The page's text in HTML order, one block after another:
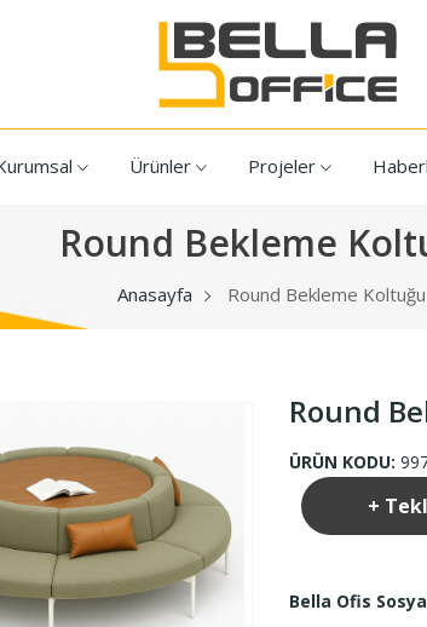
Ürünler Projeler
Round Bekleme
Anasayfa Round Bekleme Koltuğu
Round
ÜRÜN KODU:
+
Bella Ofis